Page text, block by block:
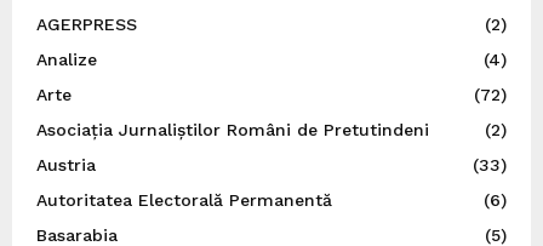
AGERPRESS
(2)
Analize
(4)
Arte
(72)
Asociația Jurnaliștilor Români de Pretutindeni
(2)
Austria
(33)
Autoritatea Electorală Permanentă
(6)
Basarabia
(5)